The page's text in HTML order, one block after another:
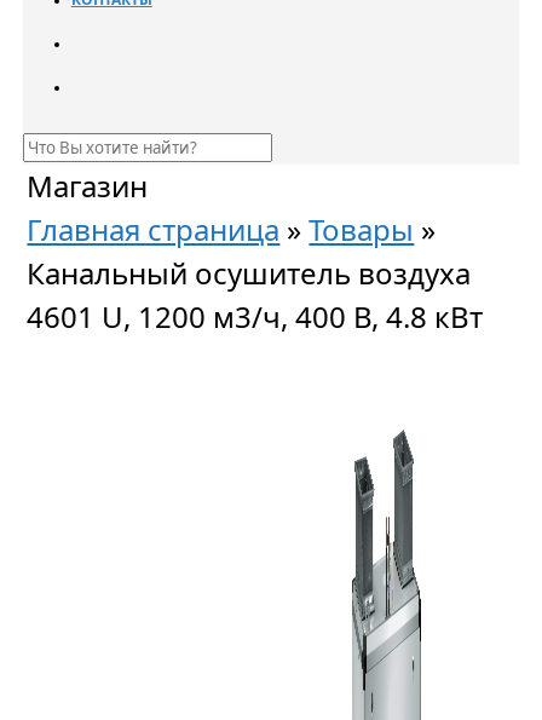
Магазин
Главная страница »Товары »
Канальный осушитель воздуха
4601 U, 1200 м3/ч, 400 В, 4.8 кВт